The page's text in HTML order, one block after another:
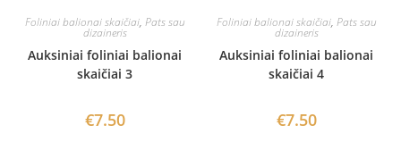
Foliniai balionai skaičiai, Pats sau
dizaineris
Auksiniai foliniai balionai
skaičiai 3
€7.50
Foliniai balionai skaičiai, Pats sau
dizaineris
Auksiniai foliniai balionai
skaičiai 4
€7.50